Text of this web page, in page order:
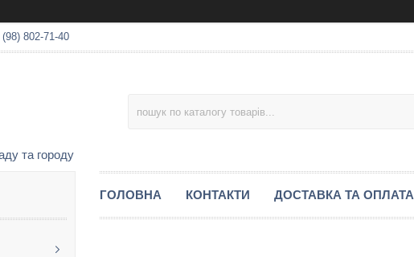
802-71-40
та городу
ГОЛОВНА КОНТАКТИ ДОСТАВКА ТА ОПЛАТА